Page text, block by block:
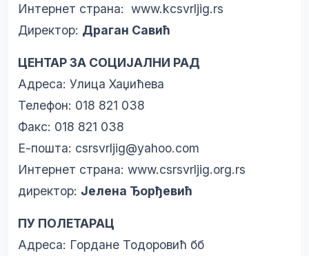
Интернет страна: www.kcsvrljig.rs
Директор: Драган Савић
ЦЕНТАР ЗА СОЦИЈАЛНИ РАД
Адреса: Улица Хаџићева
Телефон: 018 821 038
Факс: 018 821 038
Е-пошта: csrsvrljig@yahoo.com
Интернет страна: www.csrsvrljig.org.rs
директор: Јелена Ђорђевић
ПУ ПОЛЕТАРАЦ
Адреса: Гордане Тодоровић бб